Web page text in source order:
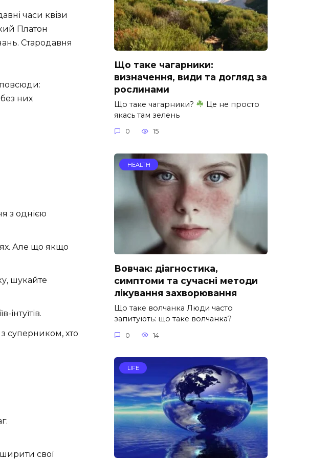
часи квізи
Платон
Стародавня
повсюди:
них
з однією
Але що якщо
шукайте
суперником, хто
свої
Що таке чагарники:
визначення, види та догляд за
рослинами
Що таке чагарники?
Це не просто
якась там зелень
0 15
HEALTH
Вовчак: діагностика,
симптоми та сучасні методи
лікування захворювання
Що таке волчанка Люди часто
запитують: що таке волчанка?
0 14
LIFE